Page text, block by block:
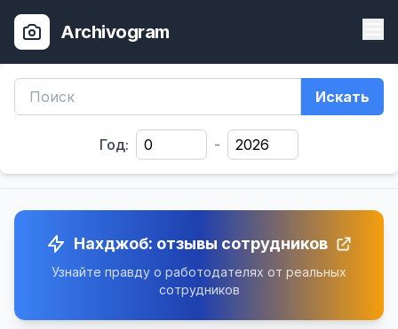
Archivogram
Искать
Год: -
Нахджоб: отзывы сотрудников
Узнайте правду о работодателях от реальных
сотрудников